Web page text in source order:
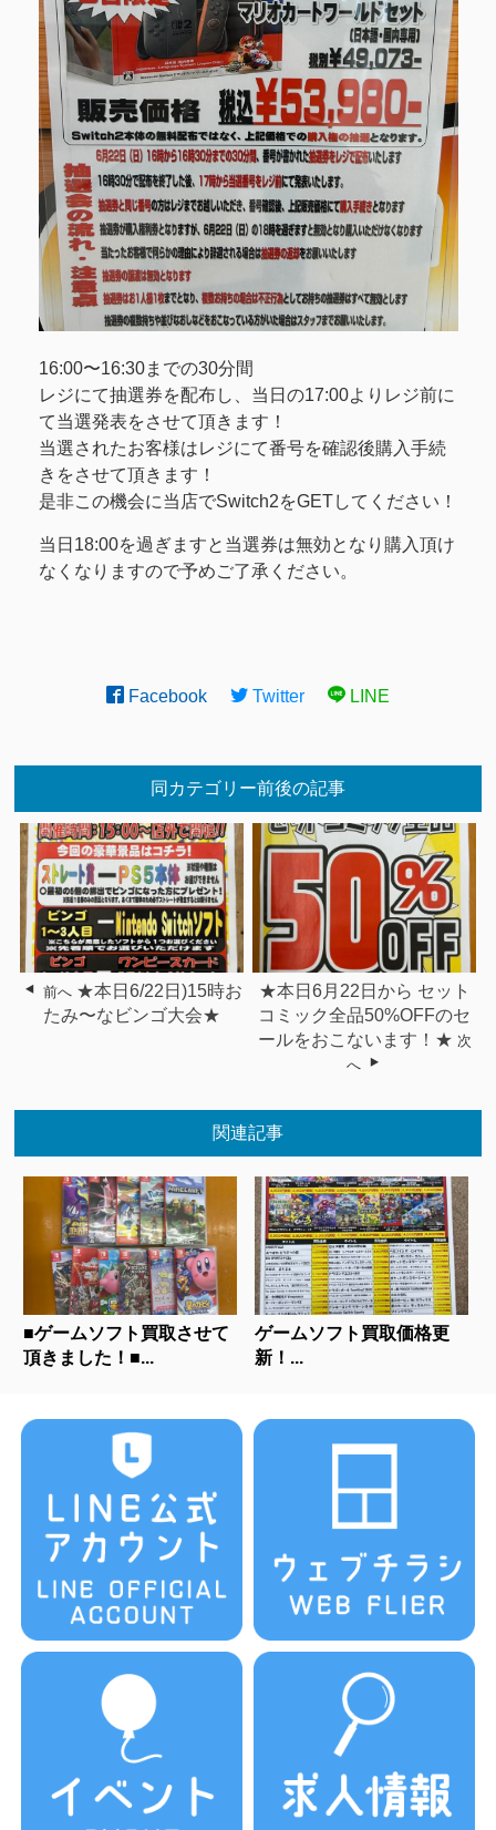
16:00〜16:30までの30分間
レジにて抽選券を配布し、当日の17:00よりレジ前に
て当選発表をさせて頂きます！
当選されたお客様はレジにて番号を確認後購入手続
きをさせて頂きます！
是非この機会に当店でSwitch2をGETしてください！
当日18:00を過ぎますと当選券は無効となり購入頂け
なくなりますので予めご了承ください。
Facebook Twitter LINE
同カテゴリー前後の記事
前へ ★本日6/22日)15時お
たみ〜なビンゴ大会★
★本日6月22日から セット
コミック全品50%OFFのセ
ールをおこないます！★ 次
へ
関連記事
■ゲームソフト買取させて
頂きました！■...
ゲームソフト買取価格更
新！...